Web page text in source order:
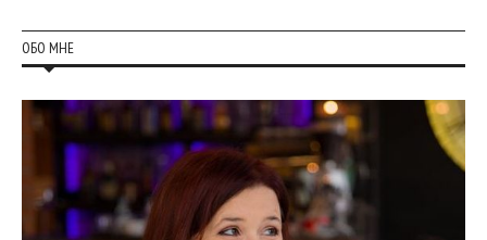
ОБО МНЕ